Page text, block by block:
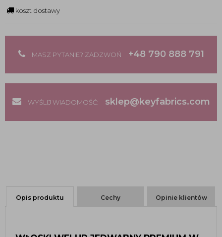
koszt dostawy
MASZ PYTANIE? ZADZWOŃ +48 790 888 791
WYŚLIJ WIADOMOŚĆ: sklep@keyfabrics.com
Opis produktu Cechy Opinie klientów